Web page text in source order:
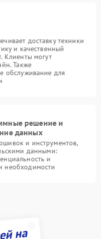
доставку техники
и качественный
Клиенты могут
Также
обслуживание для
решение и
данных
и инструментов,
данными:
и
необходимости